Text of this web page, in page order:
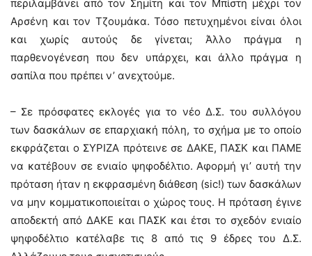
περιλαμβάνει από τον Σημίτη και τον Μπίστη μέχρι τον
Αρσένη και τον Τζουμάκα. Τόσο πετυχημένοι είναι όλοι
και χωρίς αυτούς δε γίνεται; Άλλο πράγμα η
παρθενογένεση που δεν υπάρχει, και άλλο πράγμα η
σαπίλα που πρέπει ν’ ανεχτούμε.
– Σε πρόσφατες εκλογές για το νέο Δ.Σ. του συλλόγου
των δασκάλων σε επαρχιακή πόλη, το σχήμα με το οποίο
εκφράζεται ο ΣΥΡΙΖΑ πρότεινε σε ΔΑΚΕ, ΠΑΣΚ και ΠΑΜΕ
να κατέβουν σε ενιαίο ψηφοδέλτιο. Αφορμή γι’ αυτή την
πρόταση ήταν η εκφρασμένη διάθεση (sic!) των δασκάλων
να μην κομματικοποιείται ο χώρος τους. H πρόταση έγινε
αποδεκτή από ΔΑΚΕ και ΠΑΣΚ και έτσι το σχεδόν ενιαίο
ψηφοδέλτιο κατέλαβε τις 8 από τις 9 έδρες του Δ.Σ.